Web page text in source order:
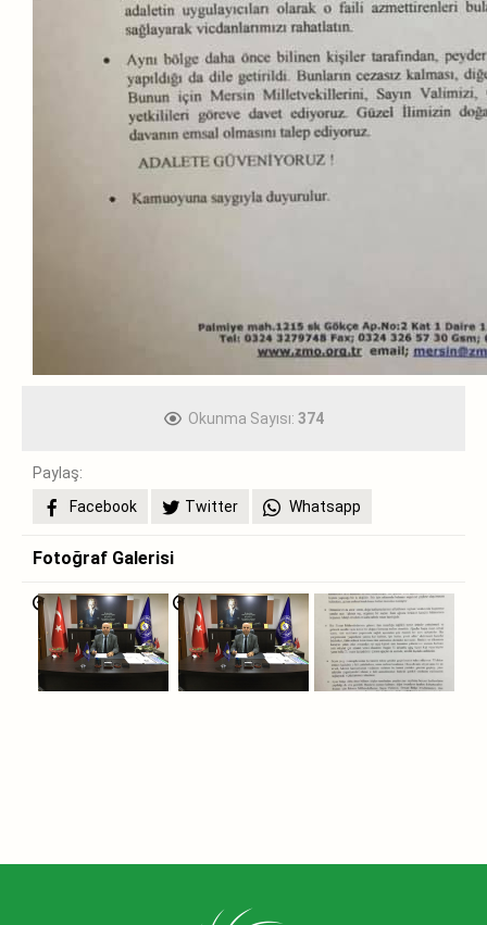
Okunma Sayısı: 374
Paylaş:
Facebook
Twitter Whatsapp
Fotoğraf Galerisi